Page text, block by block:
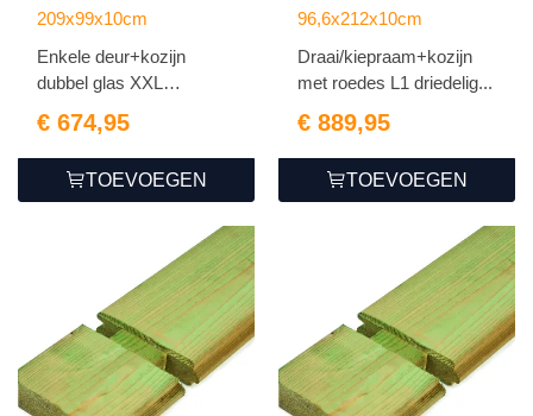
99x209cm
groen
geïmpregneerd
209x99x10cm
Enkele deur+kozijn
dubbel glas XXL
€ 674,95
TOEVOEGEN
driedelig dubbel glas
geïmpregneerd
96,6x212x10cm
Draai/kiepraam+kozijn
met roedes L1 driedelig...
€ 889,95
TOEVOEGEN